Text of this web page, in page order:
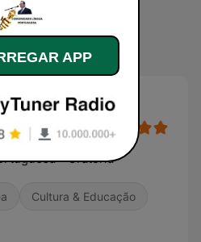
Falasolto
- Oratória
Cultura & Educação
APP